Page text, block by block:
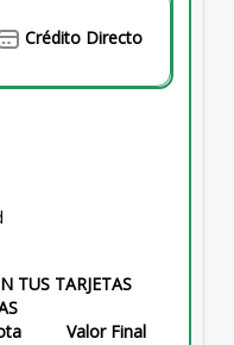
Crédito Directo
TUS TARJETAS
Valor Final